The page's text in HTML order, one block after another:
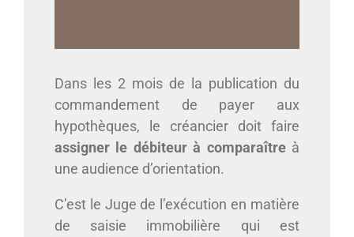
Dans les 2 mois de la publication du
commandement de payer aux
hypothèques, le créancier doit faire
assigner le débiteur à comparaîtreà
une audience d’orientation.
C’est le Juge de l’exécution en matière
de saisie immobilière qui est